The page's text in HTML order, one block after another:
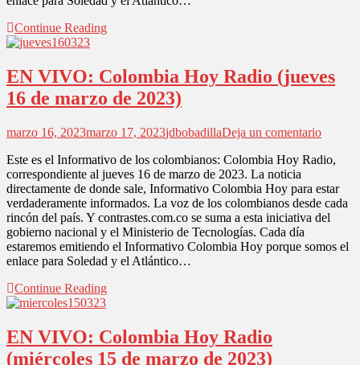
Continue Reading
EN VIVO: Colombia Hoy Radio (jueves
16 de marzo de 2023)
marzo 16, 2023marzo 17, 2023jdbobadillaDeja un comentarioen
VIVO:
Hoy
Radio
(jueves
de
Este es el Informativo de los colombianos: Colombia Hoy Radio,
correspondiente al jueves 16 de marzo de 2023. La noticia
directamente de donde sale, Informativo Colombia Hoy para estar
verdaderamente informados. La voz de los colombianos desde cada
rincón del país. Y contrastes.com.co se suma a esta iniciativa del
gobierno nacional y el Ministerio de Tecnologías. Cada día
estaremos emitiendo el Informativo Colombia Hoy porque somos el
enlace para Soledad y el Atlántico…
Continue Reading
EN VIVO: Colombia Hoy Radio
(miércoles 15 de marzo de 2023)